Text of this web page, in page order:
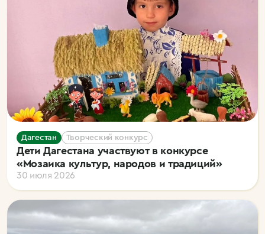
Дагестан Творческий конкурс
Дети Дагестана участвуют в конкурсе
«Мозаика культур, народов и традиций»
30 июля 2026